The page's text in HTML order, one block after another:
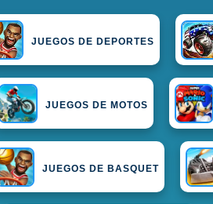
JUEGOS DE DEPORTES
JUEGOS DE MOTOS
JUEGOS DE BASQUET